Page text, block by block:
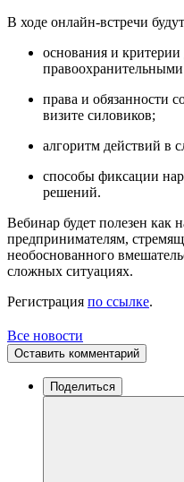
В ходе онлайн-встречи
основания и
права и обязанности
визите силовиков;
алгоритм действий в
способы фиксации
решений.
Вебинар будет полезен
предпринимателям,
необоснованного
сложных ситуациях.
Регистрация по ссылке.
Все новости
Оставить комментарий
Поделиться